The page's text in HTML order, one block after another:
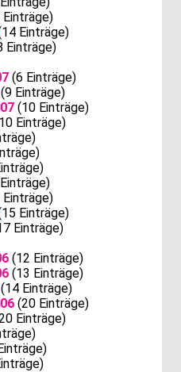
Einträge)
Einträge)
Einträge)
(6 Einträge)
(9 Einträge)
(10 Einträge)
Einträge)
Einträge)
Einträge)
Einträge)
(12 Einträge)
(13 Einträge)
(14 Einträge)
(20 Einträge)
Einträge)